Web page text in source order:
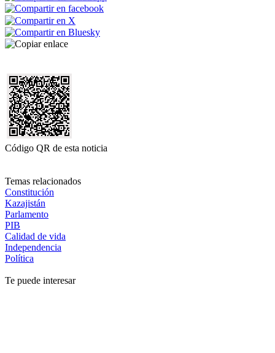
Código QR de esta noticia
Temas relacionados
Constitución
Kazajistán
Parlamento
PIB
Calidad de vida
Independencia
Política
Te puede interesar